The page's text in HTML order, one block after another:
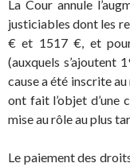
La Cour annule
justiciables dont les
€ et 1517 €, et
(auxquels s’ajoutent
cause a été inscrite
ont fait l’objet d’une
mise au rôle au plus
Le paiement des